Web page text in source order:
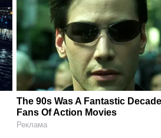
The 90s Was A Fantastic
Fans Of Action Movies
Реклама